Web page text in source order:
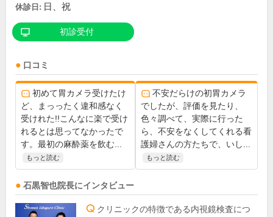
休診日: 日、祝
初診受付
口コミ
初めて胃カメラ受けたけ
ど、まっったく違和感なく
受けれた!!こんなに楽で受け
れるとは思ってなかったで
す。最初の麻酔薬を飲む...
もっと読む
不安だらけの初胃カメラ
でしたが、評価を見たり、
色々調べて、実際に行った
ら、不安をなくしてくれる看
護婦さんの方たちで、いし...
もっと読む
石黒智也院長にインタビュー
クリニックの特徴である内視鏡検査につ